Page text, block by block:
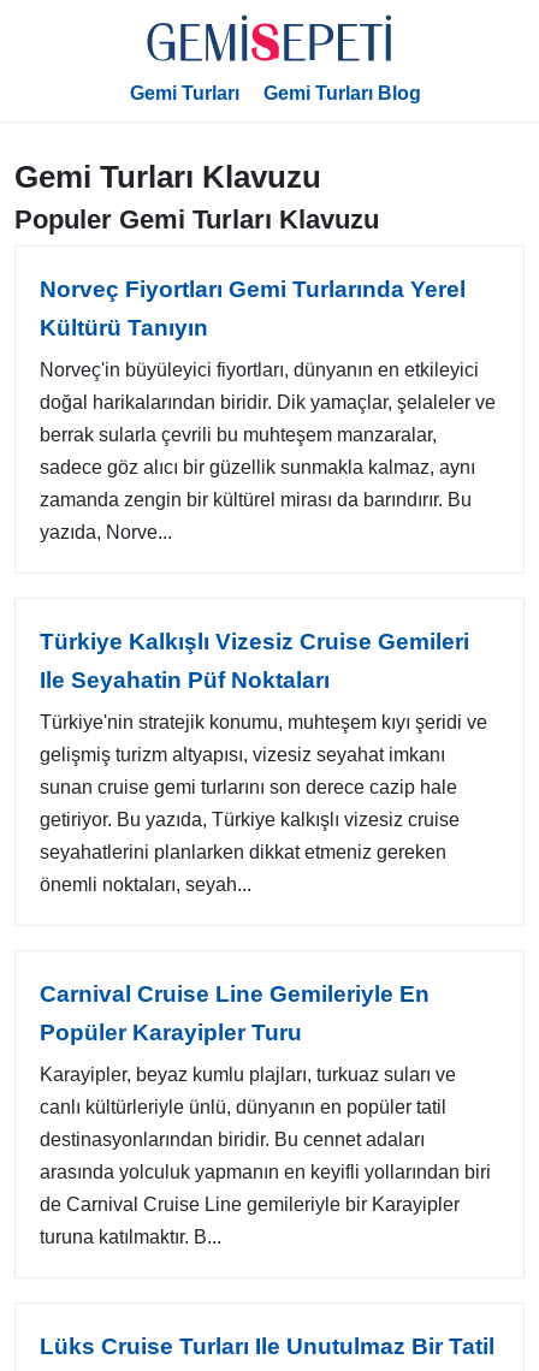
Gemi Turları Gemi Turları Blog
Gemi Turları Klavuzu
Populer Gemi Turları Klavuzu
Norveç Fiyortları Gemi Turlarında Yerel
Kültürü Tanıyın
Norveç'in büyüleyici fiyortları, dünyanın en etkileyici
doğal harikalarından biridir. Dik yamaçlar, şelaleler ve
berrak sularla çevrili bu muhteşem manzaralar,
sadece göz alıcı bir güzellik sunmakla kalmaz, aynı
zamanda zengin bir kültürel mirası da barındırır. Bu
yazıda, Norve...
Türkiye Kalkışlı Vizesiz Cruise Gemileri
Ile Seyahatin Püf Noktaları
Türkiye'nin stratejik konumu, muhteşem kıyı şeridi ve
gelişmiş turizm altyapısı, vizesiz seyahat imkanı
sunan cruise gemi turlarını son derece cazip hale
getiriyor. Bu yazıda, Türkiye kalkışlı vizesiz cruise
seyahatlerini planlarken dikkat etmeniz gereken
önemli noktaları, seyah...
Carnival Cruise Line Gemileriyle En
Popüler Karayipler Turu
Karayipler, beyaz kumlu plajları, turkuaz suları ve
canlı kültürleriyle ünlü, dünyanın en popüler tatil
destinasyonlarından biridir. Bu cennet adaları
arasında yolculuk yapmanın en keyifli yollarından biri
de Carnival Cruise Line gemileriyle bir Karayipler
turuna katılmaktır. B...
Lüks Cruise Turları Ile Unutulmaz Bir Tatil